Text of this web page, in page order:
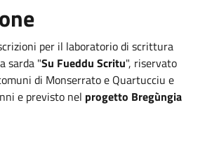
per il laboratorio di scrittura
sarda "Su Fueddu Scritu", riservato
di Monserrato e Quartucciu e
e previsto nel progetto Bregùngia